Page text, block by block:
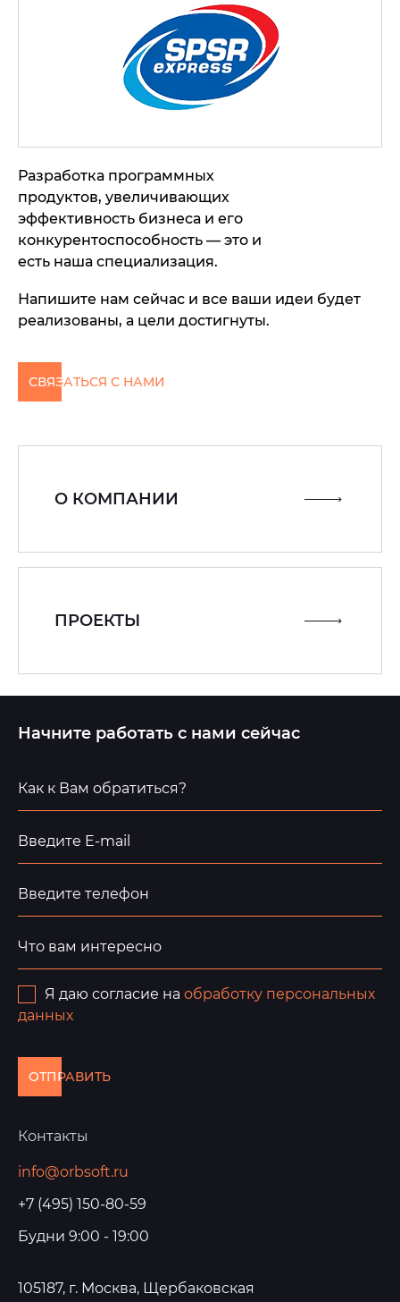
Разработка программных
продуктов, увеличивающих
эффективность бизнеса и его
конкурентоспособность — это и
есть наша специализация.
Напишите нам сейчас и все ваши идеи будет
реализованы, а цели достигнуты.
СВЯЗАТЬСЯ С НАМИ
О КОМПАНИИ
ПРОЕКТЫ
Начните работать с нами сейчас
Я даю согласие на обработку персональных
данных
ОТПРАВИТЬ
Контакты
info@orbsoft.ru
+7 (495) 150-80-59
Будни 9:00 - 19:00
105187, г. Москва, Щербаковская